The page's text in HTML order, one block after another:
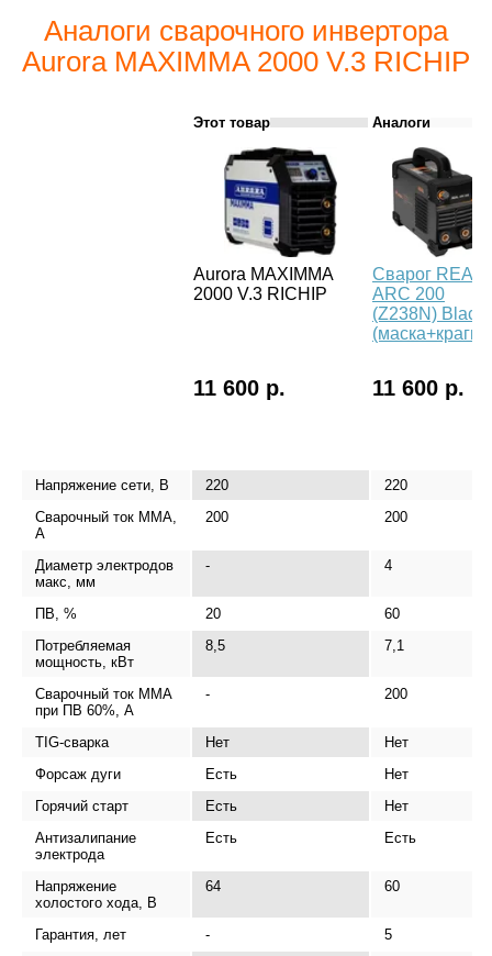
Аналоги сварочного инвертора
Aurora MAXIMMA 2000 V.3 RICHIP
Этот товар Аналоги
Aurora MAXIMMA
2000 V.3 RICHIP
Сварог REAL
ARC 200
(Z238N) Black
(маска+краги)
11 600 р. 11 600 р.
Напряжение сети, В 220
220
Сварочный ток MMA,
А
200 200
Диаметр электродов
макс, мм
- 4
ПВ, % 20
60
Потребляемая
мощность, кВт
8,5 7,1
Сварочный ток MMA
при ПВ 60%, А
- 200
TIG-сварка Нет
Нет
Форсаж дуги
Есть
Нет
Горячий старт
Есть
Нет
Антизалипание
электрода
Есть Есть
Напряжение
холостого хода, В
64 60
Гарантия, лет -
5